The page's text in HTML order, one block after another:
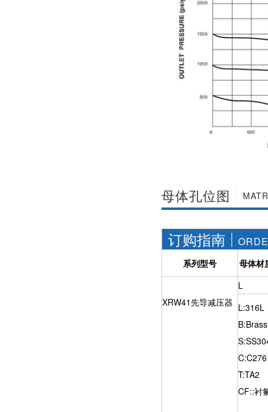
母体孔位图
订购指南
系列型号 母体材
XRW41先导减压器
L
L:316L
B:Brass
C:C276
T:TA2
CF::衬